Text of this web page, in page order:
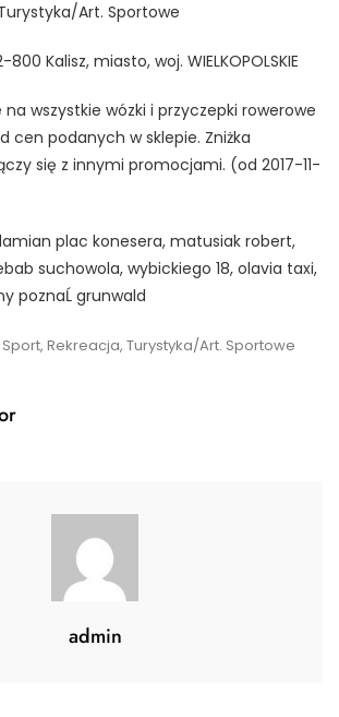
Art. Sportowe
Kalisz, miasto, woj. WIELKOPOLSKIE
na wszystkie wózki i przyczepki rowerowe
cen podanych w sklepie. Zniżka
się z innymi promocjami. (od 2017-11-
damian plac konesera, matusiak robert,
suchowola, wybickiego 18, olavia taxi,
poznaĹ grunwald
Sport, Rekreacja, Turystyka/Art. Sportowe
admin